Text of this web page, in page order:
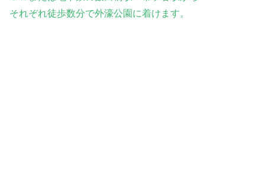
それぞれ徒歩数分で外濠公園に着けます。